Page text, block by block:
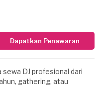
Dapatkan Penawaran
DJ profesional dari
gathering, atau